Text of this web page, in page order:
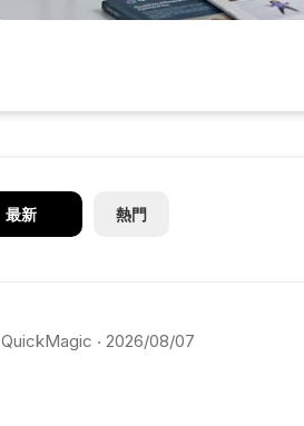
最新 熱門
QuickMagic 2026/08/07